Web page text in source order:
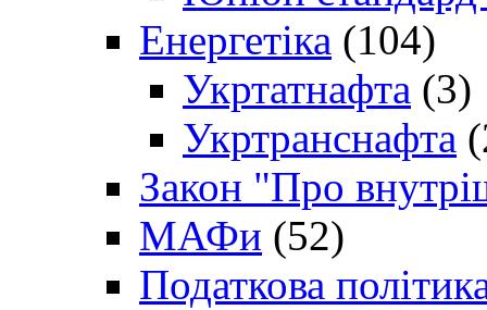
Енергетіка (104)
Укртатнафта (3)
Укртранснафта
Закон "Про
МАФи (52)
Податкова